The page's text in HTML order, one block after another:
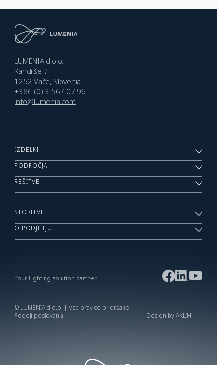
LUMENIA d.o.o.
Kandrše 7
1252 Vače, Slovenia
+386 (0) 3 567 07 96
info@lumenia.com
IZDELKI
PODROČJA
REŠITVE
STORITVE
O PODJETJU
Your Lighting solution partner.
© LUMENIA d.o.o. | Vse pravice pridržane
Pogoji poslovanja
Design by AKLIH